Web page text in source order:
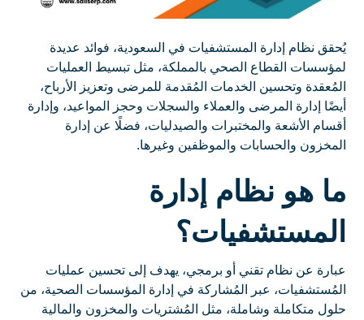
يُحقق نظام إدارة المستشفيات في السعودية، فوائد عديدة
لمؤسسات القطاع الصحي بالمملكة، مثل تبسيط العمليات
المُعقدة وتحسين الخدمات المُقدمة للمرضى وتعزيز الأرباح،
أيضًا إدارة المرضى والعملاء والسجلات وحجز المواعيد، وإدارة
أقسام الأشعة والمختبرات والصيدليات، فضلًا عن إدارة
المخزون والحسابات والموظفين وغيرها.
ما هو نظام إدارة
المستشفيات؟
عبارة عن نظام تقني أو برمجي، يهدف إلى تحسين عمليات
المُستشفيات، عبر المُشاركة في إدارة المؤسسات الصحية، من
حلول متكاملة وشاملة، مثل المُشتريات والمخزون والمالية